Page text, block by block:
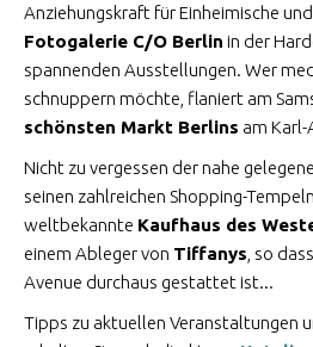
Anziehungskraft für Einheimische
Fotogalerie C/O Berlin in der
spannenden Ausstellungen. Wer
schnuppern möchte, flaniert am
schönsten Markt Berlins am
Nicht zu vergessen der nahe gelegene
seinen zahlreichen Shopping-
weltbekannte Kaufhaus des
einem Ableger von Tiffanys , so
Avenue durchaus gestattet ist...
Tipps zu aktuellen Veranstaltungen